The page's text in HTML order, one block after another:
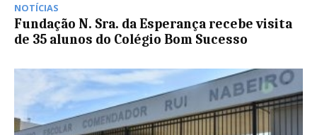
NOTÍCIAS
Fundação N. Sra. da Esperança recebe visita
de 35 alunos do Colégio Bom Sucesso